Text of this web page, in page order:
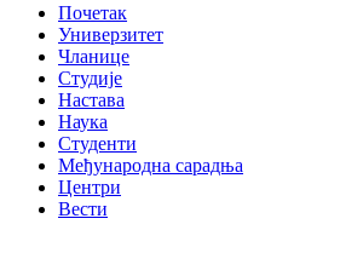
Почетак
Универзитет
Чланице
Студије
Настава
Наука
Студенти
Међународна сарадња
Центри
Вести